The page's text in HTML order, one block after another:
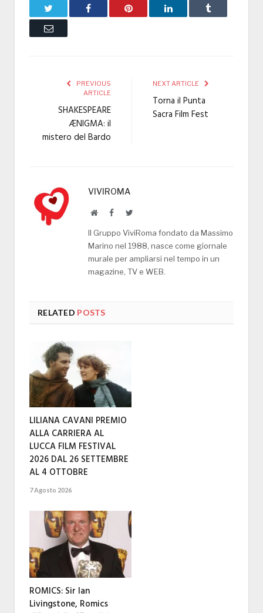
Facebook Pinterest LinkedIn Tumblr
Email
PREVIOUS
ARTICLE
SHAKESPEARE
ÆNIGMA: il
mistero del Bardo
NEXT ARTICLE
Torna il Punta
Sacra Film Fest
VIVIROMA
WebsiteFacebookTwitter
Il Gruppo ViviRoma fondato da Massimo
Marino nel 1988, nasce come giornale
murale per ampliarsi nel tempo in un
magazine, TV e WEB.
RELATED POSTS
LILIANA CAVANI PREMIO
ALLA CARRIERA AL
LUCCA FILM FESTIVAL
2026 DAL 26 SETTEMBRE
AL 4 OTTOBRE
7 Agosto 2026
ROMICS: Sir Ian
Livingstone, Romics